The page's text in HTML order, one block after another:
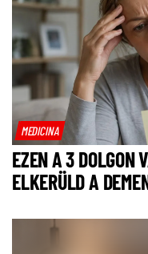
MEDICINA
EZEN A 3 DOLGON
ELKERÜLD A